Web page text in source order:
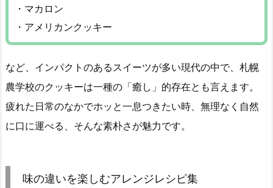
・マカロン
・アメリカンクッキー
など、インパクトのあるスイーツが多い現代の中で、札幌
農学校のクッキーは一種の「癒し」的存在とも言えます。
疲れた日常のなかでホッと一息つきたい時、無理なく自然
に口に運べる、そんな素朴さが魅力です。
味の違いを楽しむアレンジレシピ集